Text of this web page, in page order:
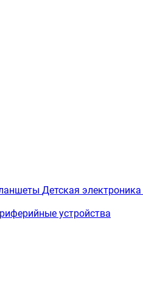
Детская электроника
устройства